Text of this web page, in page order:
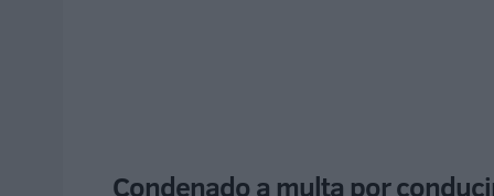
Condenado a multa por